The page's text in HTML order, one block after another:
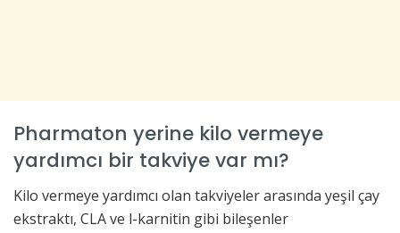
Pharmaton yerine kilo vermeye
yardımcı bir takviye var mı?
Kilo vermeye yardımcı olan takviyeler arasında yeşil çay
ekstraktı, CLA ve l-karnitin gibi bileşenler